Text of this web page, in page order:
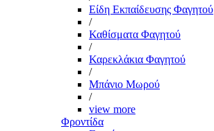
Είδη Εκπαίδευσης Φαγητού
/
Καθίσματα Φαγητού
/
Καρεκλάκια Φαγητού
/
Μπάνιο Μωρού
/
view more
Φροντίδα